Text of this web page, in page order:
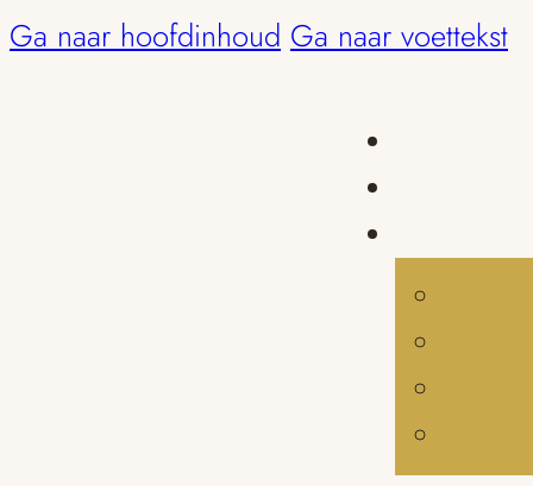
Ga naar hoofdinhoud Ga naar voettekst